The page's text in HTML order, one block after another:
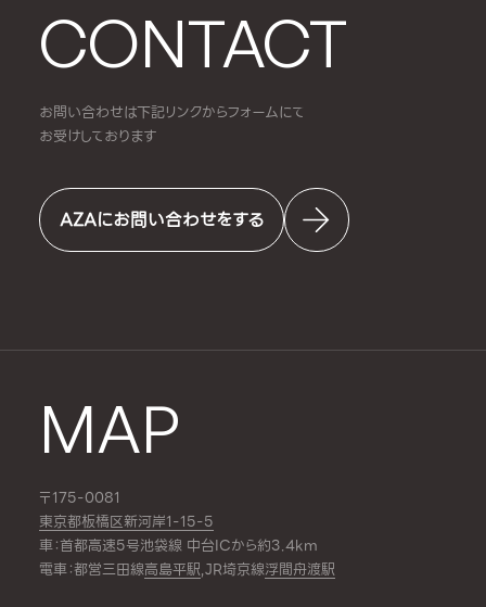
CONTACT
お問い合わせは下記リンクからフォームにて
お受けしております
AZAにお問い合わせをする
MAP
〒175-0081
東京都板橋区新河岸1-15-5
車：首都高速5号池袋線 中台ICから約3.4km
電車：都営三田線高島平駅,JR埼京線浮間舟渡駅